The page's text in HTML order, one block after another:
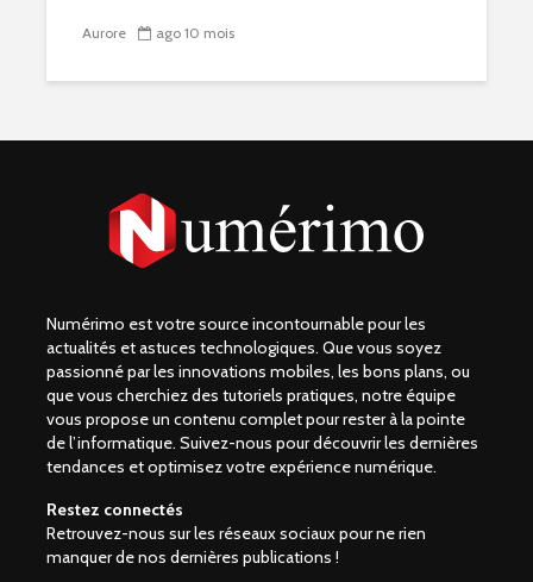
Aurore ago 10 mois
Numérimo est votre source incontournable pour les
actualités et astuces technologiques. Que vous soyez
passionné par les innovations mobiles, les bons plans, ou
que vous cherchiez des tutoriels pratiques, notre équipe
vous propose un contenu complet pour rester à la pointe
de l’informatique. Suivez-nous pour découvrir les dernières
tendances et optimisez votre expérience numérique.
Restez connectés
Retrouvez-nous sur les réseaux sociaux pour ne rien
manquer de nos dernières publications !